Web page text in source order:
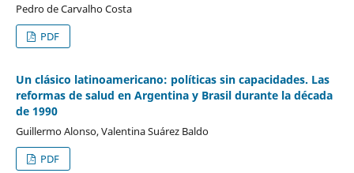
Pedro de Carvalho Costa
PDF
Un clásico latinoamericano: políticas sin capacidades. Las
reformas de salud en Argentina y Brasil durante la década
de 1990
Guillermo Alonso, Valentina Suárez Baldo
PDF